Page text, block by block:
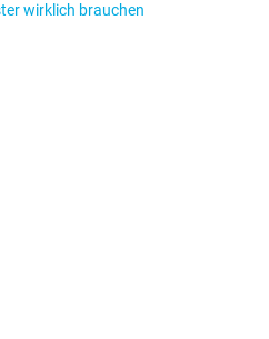
wirklich brauchen